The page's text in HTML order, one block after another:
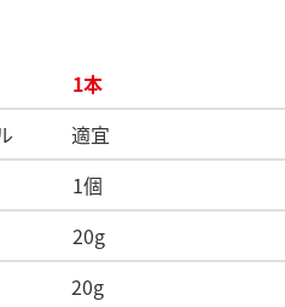
1本
ル 適宜
1個
20g
20g